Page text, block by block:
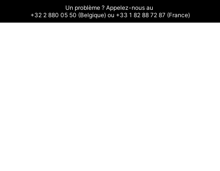
Un problème ? Appelez-nous au
+32 2 880 05 50 (Belgique) ou +33 1 82 88 72 87 (France)